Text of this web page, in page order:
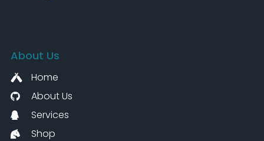
About Us
Home
About Us
Services
Shop